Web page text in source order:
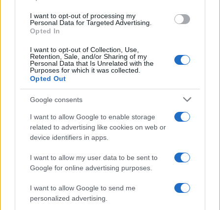
I want to opt-out of processing my
Personal Data for Targeted Advertising.
Opted In
I want to opt-out of Collection, Use,
Retention, Sale, and/or Sharing of my
Personal Data that Is Unrelated with the
Purposes for which it was collected.
Opted Out
Google consents
I want to allow Google to enable storage
related to advertising like cookies on web or
device identifiers in apps.
I want to allow my user data to be sent to
Google for online advertising purposes.
I want to allow Google to send me
personalized advertising.
NECROLOGIE
Mario Malu
I nostri cari